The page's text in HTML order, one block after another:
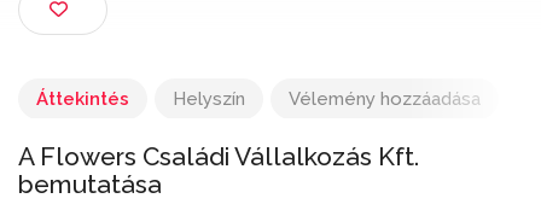
Áttekintés Helyszín Vélemény hozzáadása
A Flowers Családi Vállalkozás Kft.
bemutatása